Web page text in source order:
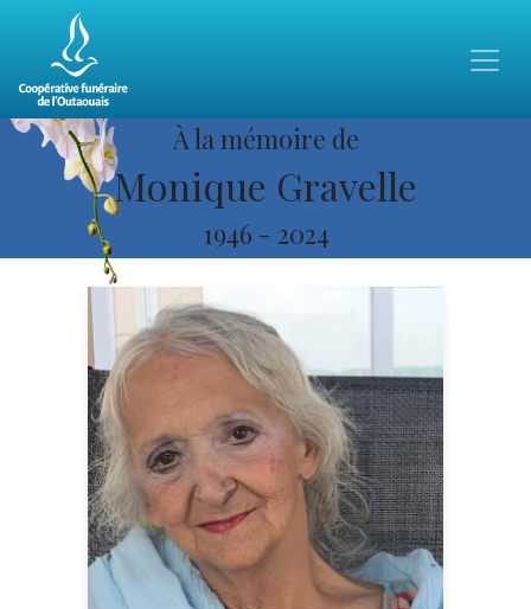
À la mémoire de
Monique Gravelle
1946 - 2024